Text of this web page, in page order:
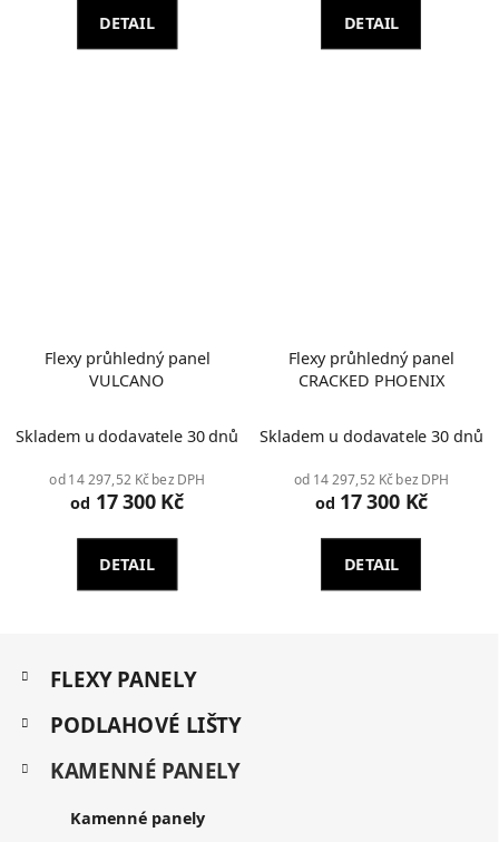
DETAIL DETAIL
Flexy průhledný panel
VULCANO
hodnocení
produktu
je
z
Skladem u dodavatele 30 dnů
od 14 297,52 Kč bez DPH
od 17 300 Kč
DETAIL
Flexy průhledný panel
CRACKED PHOENIX
Skladem u dodavatele 30 dnů
od 14 297,52 Kč bez DPH
od 17 300 Kč
DETAIL
K
a
e
o
FLEXY PANELY
PODLAHOVÉ LIŠTY
KAMENNÉ PANELY
Kamenné panely